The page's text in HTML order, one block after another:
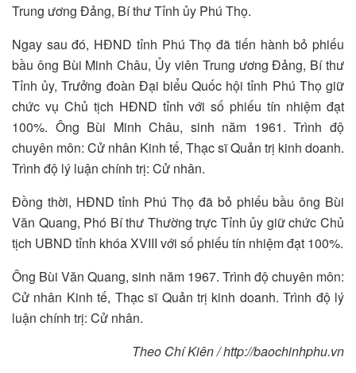
Trung ương Đảng, Bí thư Tỉnh ủy Phú Thọ.
Ngay sau đó, HĐND tỉnh Phú Thọ đã tiến hành bỏ phiếu
bầu ông Bùi Minh Châu, Ủy viên Trung ương Đảng, Bí thư
Tỉnh ủy, Trưởng đoàn Đại biểu Quốc hội tỉnh Phú Thọ giữ
chức vụ Chủ tịch HĐND tỉnh với số phiếu tín nhiệm đạt
100%. Ông Bùi Minh Châu, sinh năm 1961. Trình độ
chuyên môn: Cử nhân Kinh tế, Thạc sĩ Quản trị kinh doanh.
Trình độ lý luận chính trị: Cử nhân.
Đồng thời, HĐND tỉnh Phú Thọ đã bỏ phiếu bầu ông Bùi
Văn Quang, Phó Bí thư Thường trực Tỉnh ủy giữ chức Chủ
tịch UBND tỉnh khóa XVIII với số phiếu tín nhiệm đạt 100%.
Ông Bùi Văn Quang, sinh năm 1967. Trình độ chuyên môn:
Cử nhân Kinh tế, Thạc sĩ Quản trị kinh doanh. Trình độ lý
luận chính trị: Cử nhân.
Theo Chí Kiên / http://baochinhphu.vn